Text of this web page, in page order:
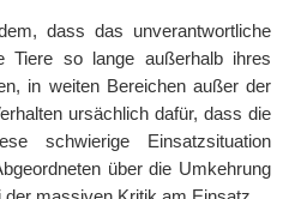
dass das unverantwortliche
Tiere so lange außerhalb ihres
in weiten Bereichen außer der
ursächlich dafür, dass die
schwierige Einsatzsituation
über die Umkehrung